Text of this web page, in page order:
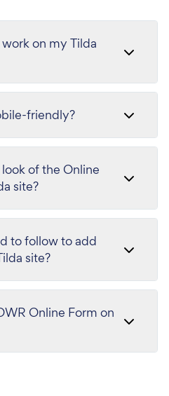
on my Tilda
friendly?
of the Online
site?
to follow to add
site?
Online Form on